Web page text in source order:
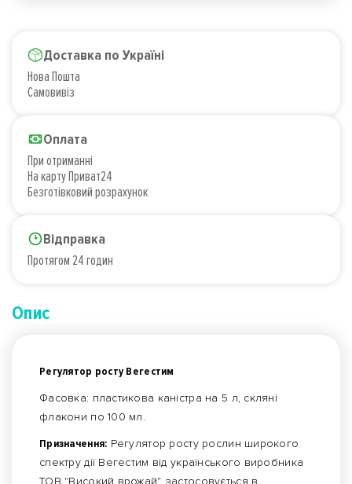
Доставка по Україні
Нова Пошта
Самовивіз
Оплата
При отриманні
На карту Приват24
Безготівковий розрахунок
Відправка
Протягом 24 годин
Опис
Регулятор росту Вегестим
Фасовка: пластикова каністра на 5 л, скляні
флакони по 100 мл.
Призначення: Регулятор росту рослин широкого
спектру дії Вегестим від українського виробника